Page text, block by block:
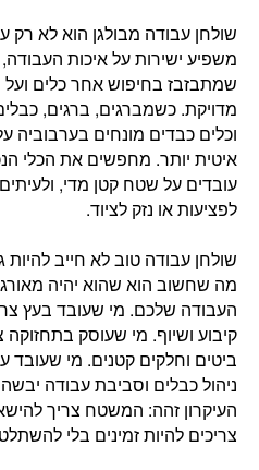
שולחן עבודה מבולגן הוא לא רק
משפיע ישירות על איכות
שמתבזבז בחיפוש אחר כלים
מדויקת. כשמברגים, ברגים,
וכלים כבדים מונחים
איטית יותר. מחפשים את הכלי
עובדים על שטח קטן מדי, ולעיתים
לפציעות או נזק לציוד.
שולחן עבודה טוב לא חייב להיות
מה שחשוב הוא שהוא יהיה
העבודה שלכם. מי שעובד בעץ
קיבוע ושיוף. מי שעוסק בתחזוקה
ביטים וחלקים קטנים. מי
ניהול כבלים וסביבת עבודה
העיקרון זהה: המשטח צריך
צריכים להיות זמינים בלי